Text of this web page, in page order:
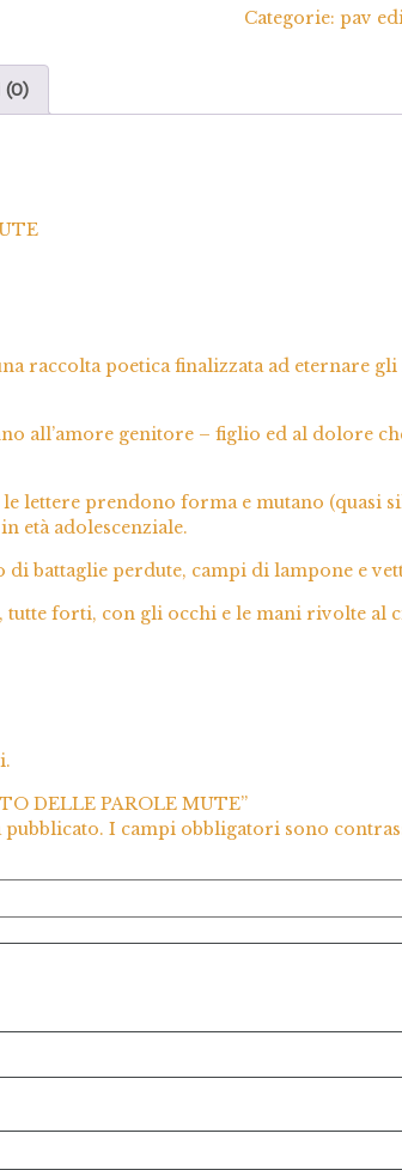
Categorie: pav
(0)
raccolta poetica finalizzata ad eternare
all’amore genitore – figlio ed al dolore
le lettere prendono forma e mutano (quasi
età adolescenziale.
di battaglie perdute, campi di lampone e
forti, con gli occhi e le mani rivolte al
DELLE PAROLE MUTE”
I campi obbligatori sono